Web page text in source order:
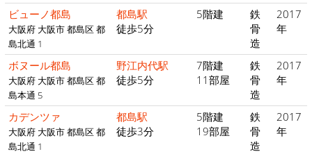
ビューノ都島
大阪府 大阪市 都島区 都
島北通 1
都島駅
徒歩5分
5階建
鉄
骨
造
2017
年
ボヌール都島
大阪府 大阪市 都島区 都
島本通 5
野江内代駅
徒歩5分
7階建
11部屋
鉄
骨
造
2017
年
カデンツァ
大阪府 大阪市 都島区 都
島北通 1
都島駅
徒歩3分
5階建
19部屋
鉄
骨
造
2017
年